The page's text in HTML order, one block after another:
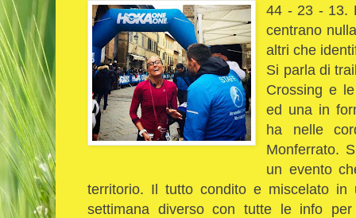
44 - 23 - 13.
centrano
altri che
Si parla di
Crossing e
ed una in
ha nelle
Monferrato.
un evento
territorio. Il tutto condito e miscelato
settimana diverso con tutte le info